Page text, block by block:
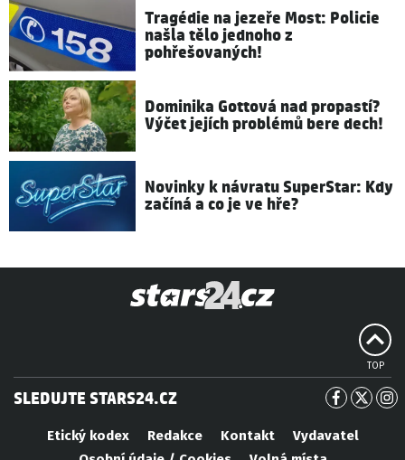
Tragédie na jezeře Most: Policie
našla tělo jednoho z
pohřešovaných!
Dominika Gottová nad propastí?
Výčet jejích problémů bere dech!
Novinky k návratu SuperStar: Kdy
začíná a co je ve hře?
TOP
SLEDUJTE STARS24.CZ
Etický kodex Redakce Kontakt
Vydavatel